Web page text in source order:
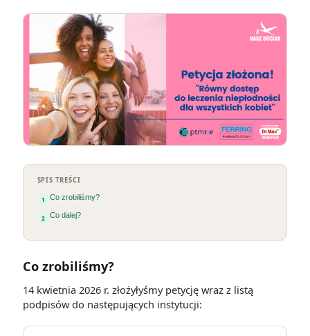
SPIS TREŚCI
Co zrobiliśmy?
Co dalej?
Co zrobiliśmy?
14 kwietnia 2026 r. złożyłyśmy petycję wraz z listą
podpisów do następujących instytucji: